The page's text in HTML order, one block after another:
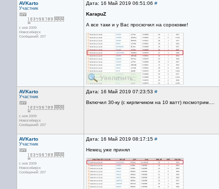
AVKarto
Участник
с ноя 2009
Новосибирск
Сообщений: 207
Дата: 16 Май 2019 06:51:06 #
KarapuZ
А все таки и у Вас проскочил на сороковке!
AVKarto
Участник
с ноя 2009
Новосибирск
Сообщений: 207
Дата: 16 Май 2019 07:23:53 #
Включил 30-ку (с кирпичиком на 10 ватт) посмотрим....
AVKarto
Участник
с ноя 2009
Новосибирск
Сообщений: 207
Дата: 16 Май 2019 08:17:15 #
Немец уже принял